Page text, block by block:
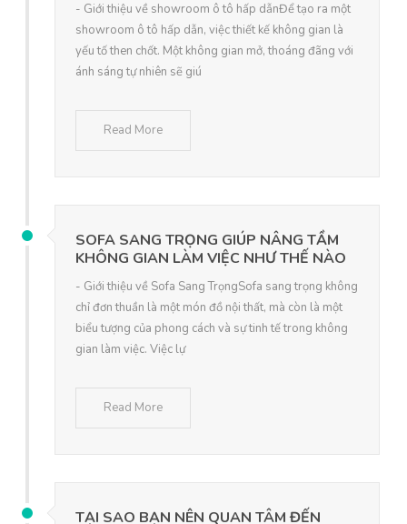
- Giới thiệu về showroom ô tô hấp dẫnĐể tạo ra một
showroom ô tô hấp dẫn, việc thiết kế không gian là
yếu tố then chốt. Một không gian mở, thoáng đãng với
ánh sáng tự nhiên sẽ giú
Read More
SOFA SANG TRỌNG GIÚP NÂNG TẦM
KHÔNG GIAN LÀM VIỆC NHƯ THẾ NÀO
- Giới thiệu về Sofa Sang TrọngSofa sang trọng không
chỉ đơn thuần là một món đồ nội thất, mà còn là một
biểu tượng của phong cách và sự tinh tế trong không
gian làm việc. Việc lự
Read More
TẠI SAO BẠN NÊN QUAN TÂM ĐẾN